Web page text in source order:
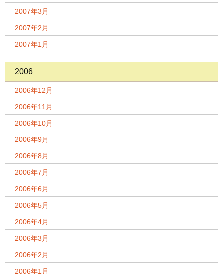
2007年3月
2007年2月
2007年1月
2006
2006年12月
2006年11月
2006年10月
2006年9月
2006年8月
2006年7月
2006年6月
2006年5月
2006年4月
2006年3月
2006年2月
2006年1月